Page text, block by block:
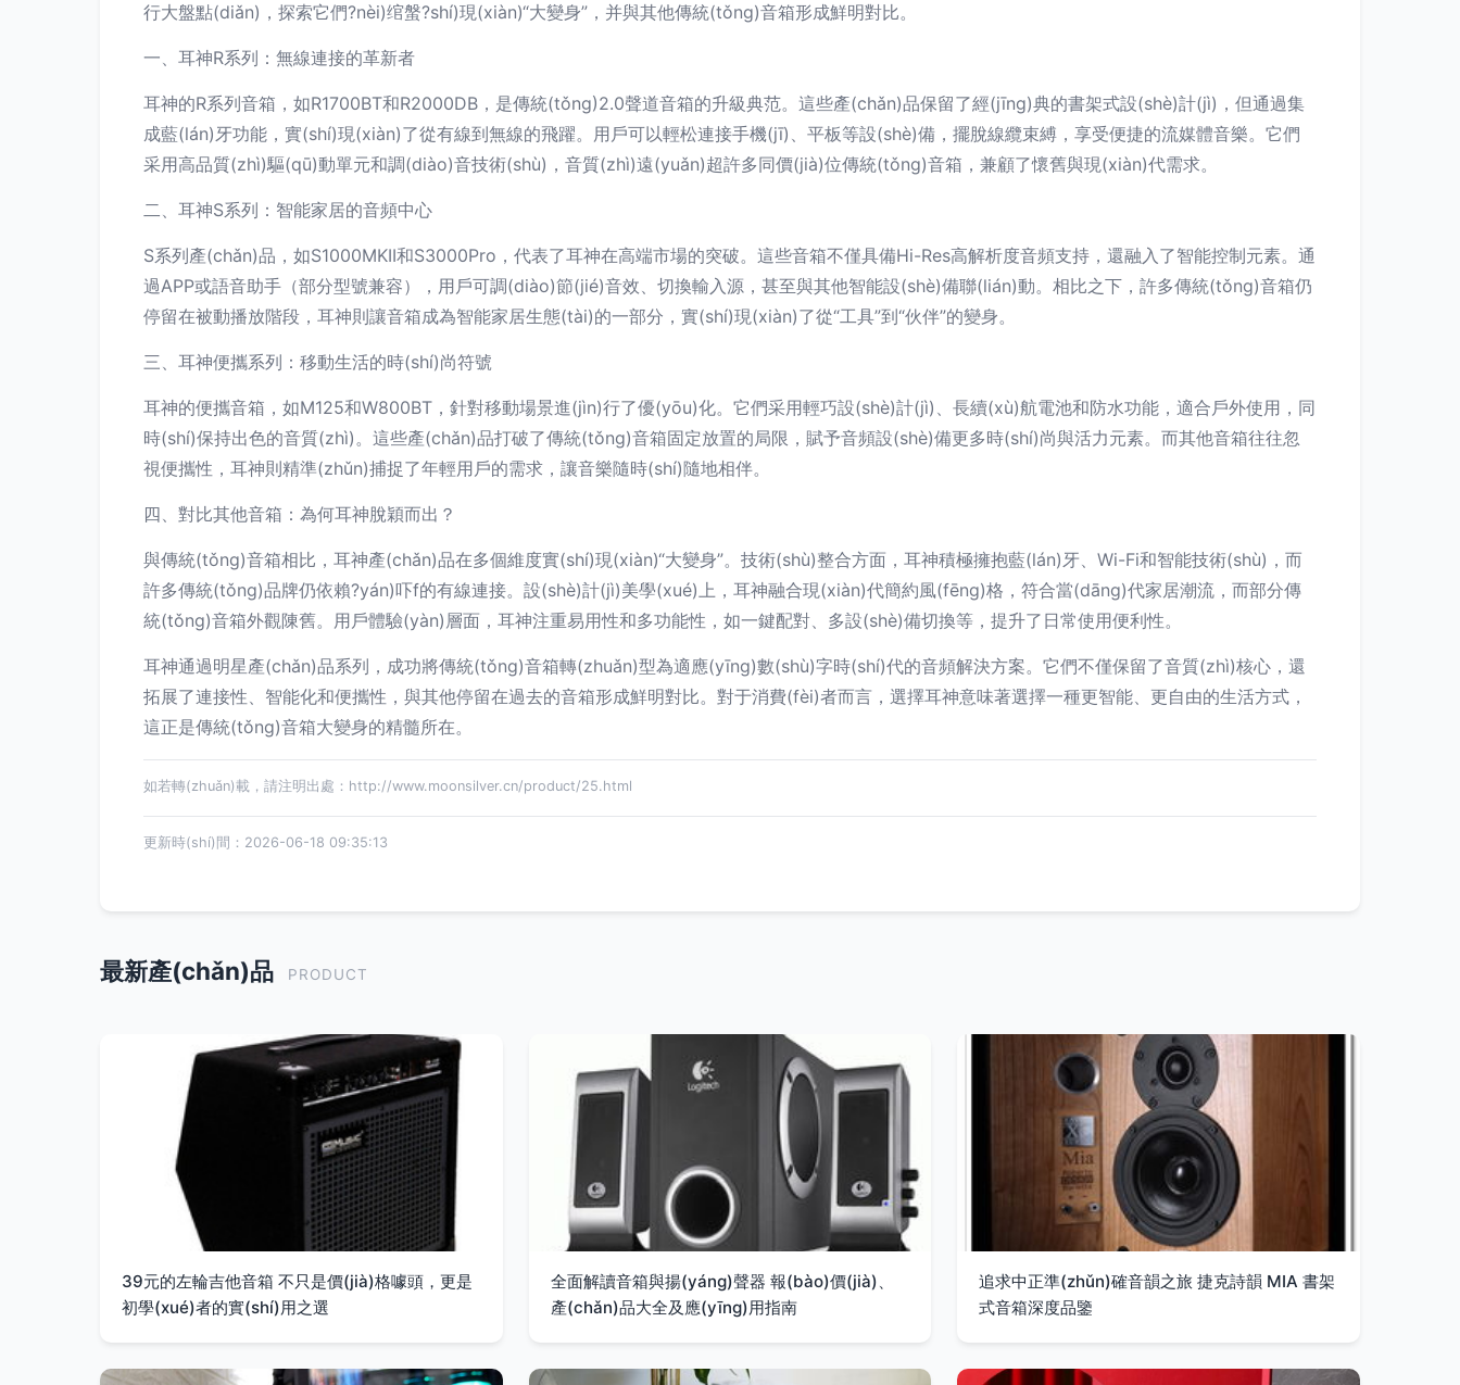
行大盤點(diǎn)，探索它們?nèi)绾螌?shí)現(xiàn)“大變身”，并與其他傳統(tǒng)音箱形成鮮明對比。
一、耳神R系列：無線連接的革新者
耳神的R系列音箱，如R1700BT和R2000DB，是傳統(tǒng)2.0聲道音箱的升級典范。這些產(chǎn)品保留了經(jīng)典的書架式設(shè)計(jì)，但通過集
成藍(lán)牙功能，實(shí)現(xiàn)了從有線到無線的飛躍。用戶可以輕松連接手機(jī)、平板等設(shè)備，擺脫線纜束縛，享受便捷的流媒體音樂。它們
采用高品質(zhì)驅(qū)動單元和調(diào)音技術(shù)，音質(zhì)遠(yuǎn)超許多同價(jià)位傳統(tǒng)音箱，兼顧了懷舊與現(xiàn)代需求。
二、耳神S系列：智能家居的音頻中心
S系列產(chǎn)品，如S1000MKII和S3000Pro，代表了耳神在高端市場的突破。這些音箱不僅具備Hi-Res高解析度音頻支持，還融入了智能控制元素。通
過APP或語音助手（部分型號兼容），用戶可調(diào)節(jié)音效、切換輸入源，甚至與其他智能設(shè)備聯(lián)動。相比之下，許多傳統(tǒng)音箱仍
停留在被動播放階段，耳神則讓音箱成為智能家居生態(tài)的一部分，實(shí)現(xiàn)了從“工具”到“伙伴”的變身。
三、耳神便攜系列：移動生活的時(shí)尚符號
耳神的便攜音箱，如M125和W800BT，針對移動場景進(jìn)行了優(yōu)化。它們采用輕巧設(shè)計(jì)、長續(xù)航電池和防水功能，適合戶外使用，同
時(shí)保持出色的音質(zhì)。這些產(chǎn)品打破了傳統(tǒng)音箱固定放置的局限，賦予音頻設(shè)備更多時(shí)尚與活力元素。而其他音箱往往忽
視便攜性，耳神則精準(zhǔn)捕捉了年輕用戶的需求，讓音樂隨時(shí)隨地相伴。
四、對比其他音箱：為何耳神脫穎而出？
與傳統(tǒng)音箱相比，耳神產(chǎn)品在多個維度實(shí)現(xiàn)“大變身”。技術(shù)整合方面，耳神積極擁抱藍(lán)牙、Wi-Fi和智能技術(shù)，而
許多傳統(tǒng)品牌仍依賴?yán)吓f的有線連接。設(shè)計(jì)美學(xué)上，耳神融合現(xiàn)代簡約風(fēng)格，符合當(dāng)代家居潮流，而部分傳
統(tǒng)音箱外觀陳舊。用戶體驗(yàn)層面，耳神注重易用性和多功能性，如一鍵配對、多設(shè)備切換等，提升了日常使用便利性。
耳神通過明星產(chǎn)品系列，成功將傳統(tǒng)音箱轉(zhuǎn)型為適應(yīng)數(shù)字時(shí)代的音頻解決方案。它們不僅保留了音質(zhì)核心，還
拓展了連接性、智能化和便攜性，與其他停留在過去的音箱形成鮮明對比。對于消費(fèi)者而言，選擇耳神意味著選擇一種更智能、更自由的生活方式，
這正是傳統(tǒng)音箱大變身的精髓所在。
如若轉(zhuǎn)載，請注明出處：http://www.moonsilver.cn/product/25.html
更新時(shí)間：2026-06-18 09:35:13
最新產(chǎn)品 PRODUCT
39元的左輪吉他音箱 不只是價(jià)格噱頭，更是
初學(xué)者的實(shí)用之選
全面解讀音箱與揚(yáng)聲器 報(bào)價(jià)、
產(chǎn)品大全及應(yīng)用指南
追求中正準(zhǔn)確音韻之旅 捷克詩韻 MIA 書架
式音箱深度品鑒